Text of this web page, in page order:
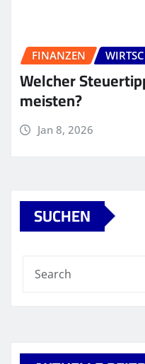
FINANZEN
Welcher
meisten?
Jan 8, 2026
SUCHEN